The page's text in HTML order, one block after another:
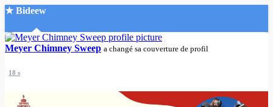
★ Bideew
Accueil
Meyer Chimney Sweep a changé sa couverture de profil
18 s